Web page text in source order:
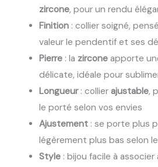
zircone, pour un rendu
Finition: collier soigné,
valeur le pendentif et ses
Pierre: la zirconeapporte
délicate, idéale pour
Longueur: collier ajustable,
le porté selon vos envies
Ajustement: se porte plus
légèrement plus bas selon
Style: bijou facile à